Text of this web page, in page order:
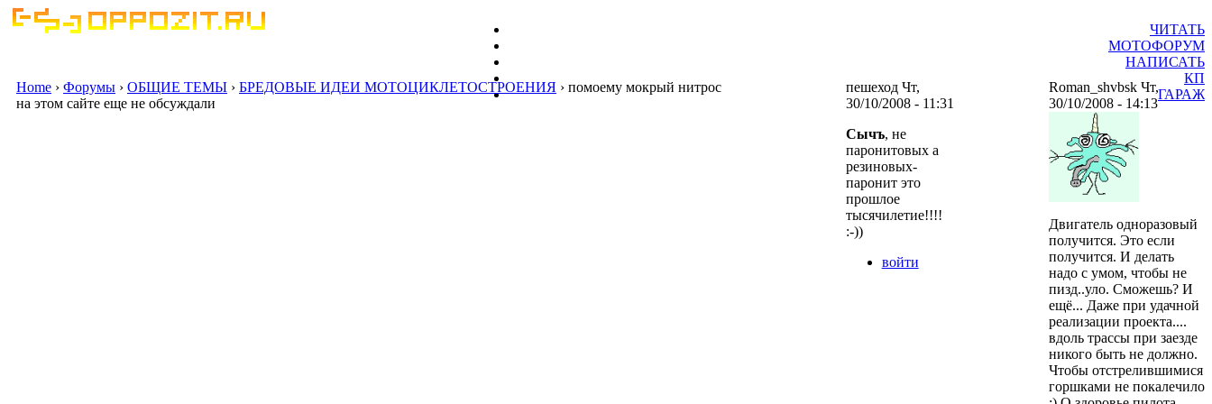
ЧИТАТЬ
МОТОФОРУМ
НАПИСАТЬ
КП
ГАРАЖ
Home › Форумы › ОБЩИЕ ТЕМЫ › БРЕДОВЫЕ ИДЕИ МОТОЦИКЛЕТОСТРОЕНИЯ › помоему мокрый нитрос
на этом сайте еще не обсуждали
пешеход Чт,
30/10/2008 - 11:31
Сычъ, не
паронитовых а
резиновых-
паронит это
прошлое
тысячилетие!!!!
:-))
войти
Roman_shvbsk Чт,
30/10/2008 - 14:13
Двигатель одноразовый
получится. Это если
получится. И делать
надо с умом, чтобы не
пизд..уло. Сможешь? И
ещё... Даже при удачной
реализации проекта....
вдоль трассы при заезде
никого быть не должно.
Чтобы отстрелившимися
горшками не покалечило